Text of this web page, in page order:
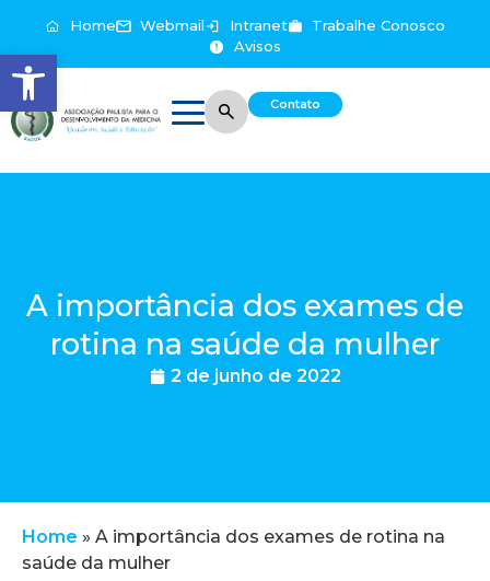
Abrir a barra de ferramentas
Home Webmail Intranet
Trabalhe Conosco
Avisos
Contato
A importância dos exames de
rotina na saúde da mulher
2 de junho de 2022
Home » A importância dos exames de rotina na
saúde da mulher